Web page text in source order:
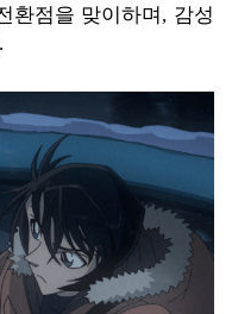
환점을 맞이하며, 감성